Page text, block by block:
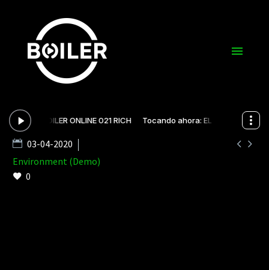
 
03-04-2020
Environment (Demo)
0